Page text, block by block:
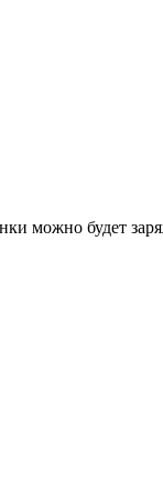
можно будет